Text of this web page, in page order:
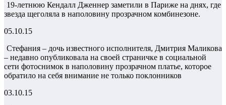
19-летнюю Кендалл Дженнер заметили в Париже на днях, где
звезда щеголяла в наполовину прозрачном комбинезоне.
05.10.15
Стефания – дочь известного исполнителя, Дмитрия Маликова
– недавно опубликовала на своей страничке в социальной
сети фотоснимок в наполовину прозрачном платье, которое
обратило на себя внимание не только поклонников
03.10.15